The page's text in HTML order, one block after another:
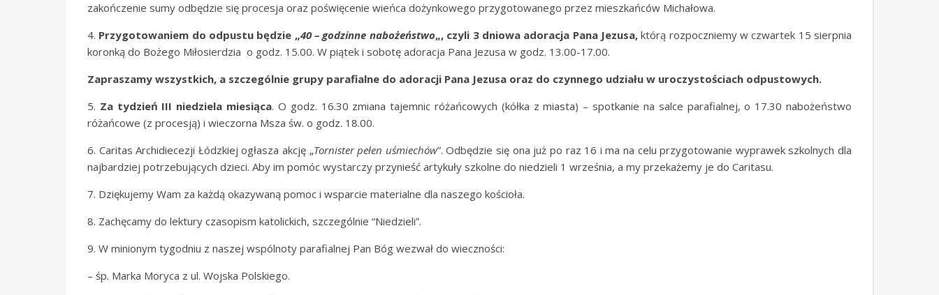
zakończenie sumy odbędzie się procesja oraz poświęcenie wieńca dożynkowego przygotowanego przez mieszkańców Michałowa.
4. Przygotowaniem do odpustu będzie „40 – godzinne nabożeństwo„, czyli 3 dniowa adoracja Pana Jezusa,którą rozpoczniemy w czwartek 15 sierpnia
koronką do Bożego Miłosierdzia o godz. 15.00. W piątek i sobotę adoracja Pana Jezusa w godz. 13.00-17.00.
Zapraszamy wszystkich, a szczególnie grupy parafialne do adoracji Pana Jezusa oraz do czynnego udziału w uroczystościach odpustowych.
5. Za tydzień III niedziela miesiąca. O godz. 16.30 zmiana tajemnic różańcowych (kółka z miasta) – spotkanie na salce parafialnej, o 17.30 nabożeństwo
różańcowe (z procesją) i wieczorna Msza św. o godz. 18.00.
6. Caritas Archidiecezji Łódzkiej ogłasza akcję „Tornister pełen uśmiechów”. Odbędzie się ona już po raz 16 i ma na celu przygotowanie wyprawek szkolnych dla
najbardziej potrzebujących dzieci. Aby im pomóc wystarczy przynieść artykuły szkolne do niedzieli 1 września, a my przekażemy je do Caritasu.
7. Dziękujemy Wam za każdą okazywaną pomoc i wsparcie materialne dla naszego kościoła.
8. Zachęcamy do lektury czasopism katolickich, szczególnie “Niedzieli”.
9. W minionym tygodniu z naszej wspólnoty parafialnej Pan Bóg wezwał do wieczności:
– śp. Marka Moryca z ul. Wojska Polskiego.